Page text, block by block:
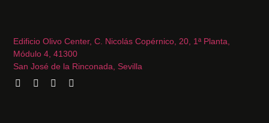
Edificio Olivo Center, C. Nicolás Copérnico, 20, 1ª Planta,
Módulo 4, 41300
San José de la Rinconada, Sevilla